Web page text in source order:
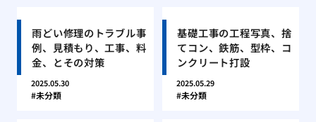
雨どい修理のトラブル事
例、見積もり、工事、料
金、とその対策
2025.05.30
未分類
基礎工事の工程写真、捨
てコン、鉄筋、型枠、コ
ンクリート打設
2025.05.29
未分類